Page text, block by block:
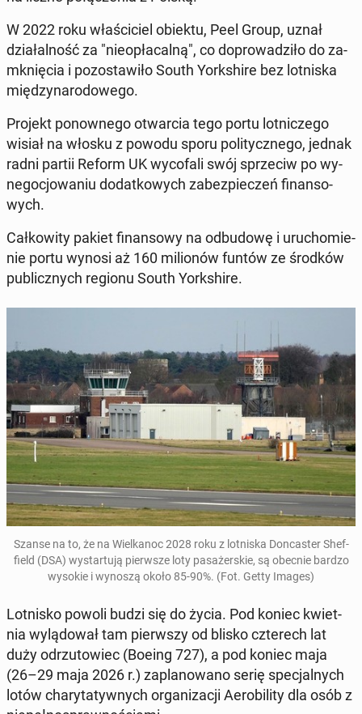
W 2022 roku wła­ści­ciel obiektu, Peel Group, uznał
dzia­łal­ność za "nie­opła­cal­ną", co do­pro­wa­dzi­ło do za­
mknię­cia i po­zo­sta­wi­ło South York­shi­re bez lot­ni­ska
mię­dzy­na­ro­do­we­go.
Projekt po­now­ne­go otwar­cia tego portu lot­ni­cze­go
wisiał na włosku z powodu sporu po­li­tycz­ne­go, jednak
radni partii Reform UK wy­co­fa­li swój sprze­ciw po wy­
ne­go­cjo­wa­niu do­dat­ko­wych za­bez­pie­czeń fi­nan­so­
wych.
Cał­ko­wi­ty pakiet fi­nan­so­wy na od­bu­do­wę i uru­cho­mie­
nie portu wynosi aż 160 mi­lio­nów funtów ze środków
pu­blicz­nych regionu South York­shi­re.
Szanse na to, że na Wiel­ka­noc 2028 roku z lot­ni­ska Don­ca­ster Shef­
field (DSA) wy­star­tu­ją pierw­sze loty pa­sa­żer­skie, są obecnie bardzo
wysokie i wynoszą około 85-90%. (Fot. Getty Images)
Lot­ni­sko powoli budzi się do życia. Pod koniec kwiet­
nia wy­lą­do­wał tam pierw­szy od blisko czte­rech lat
duży od­rzu­to­wiec (Boeing 727), a pod koniec maja
(26–29 maja 2026 r.) za­pla­no­wa­no serię spe­cjal­nych
lotów cha­ry­ta­tyw­nych or­ga­ni­za­cji Ae­ro­bi­li­ty dla osób z